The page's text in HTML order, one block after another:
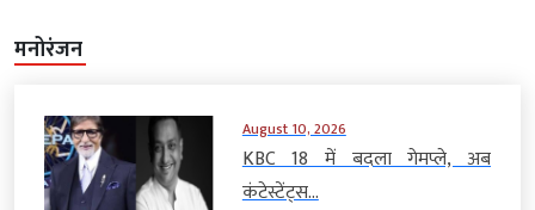
मनोरंजन
August 10, 2026
KBC 18 में बदला गेमप्ले, अब
कंटेस्टेंट्स...